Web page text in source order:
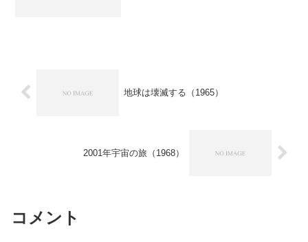
地球は壊滅する（1965）
2001年宇宙の旅（1968）
コメント